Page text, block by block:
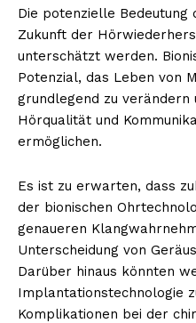
Die potenzielle Bedeutung
Zukunft der
unterschätzt werden.
Potenzial, das Leben von
grundlegend zu verändern
Hörqualität und
ermöglichen.
Es ist zu erwarten, dass
der bionischen
genaueren
Unterscheidung von
Darüber hinaus könnten
Implantationstechnologie
Komplikationen bei der